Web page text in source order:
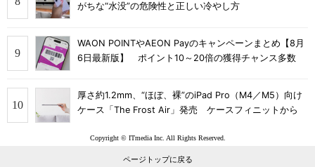
がちな“水没”の危険性と正しい冷やし方
WAON POINTやAEON Payのキャンペーンまとめ【8月
6日最新版】 ポイント10～20倍の獲得チャンス多数
厚さ約1.2mm、“ほぼ、裸”のiPad Pro（M4／M5）向け
ケース「The Frost Air」発売 ケースフィニットから
Copyright © ITmedia Inc. All Rights Reserved.
ページトップに戻る